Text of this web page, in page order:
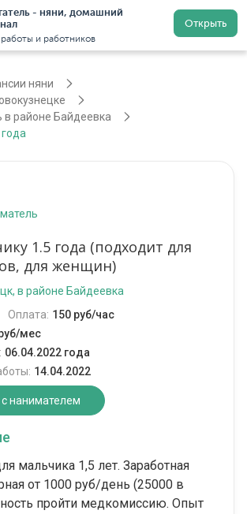
- няни, домашний
и работников
Открыть
Новокузнецк Регистрация
няни
в районе Байдеевка
1.5 года (подходит для
для женщин)
в районе Байдеевка
Оплата: 150 руб/час
мес
06.04.2022 года
14.04.2022
нанимателем
мальчика 1,5 лет. Заработная
от 1000 руб/день (25000 в
пройти медкомиссию. Опыт